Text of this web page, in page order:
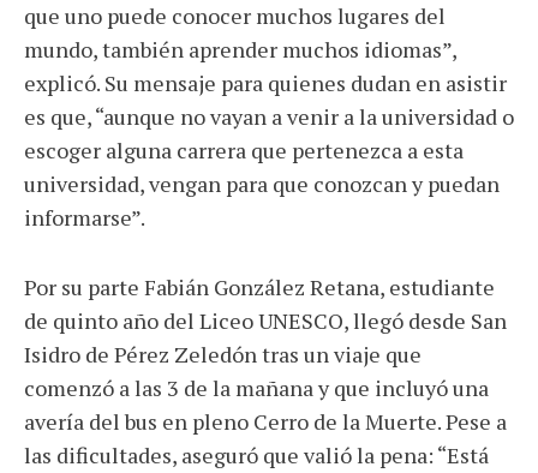
que uno puede conocer muchos lugares del
mundo, también aprender muchos idiomas”,
explicó. Su mensaje para quienes dudan en asistir
es que, “aunque no vayan a venir a la universidad o
escoger alguna carrera que pertenezca a esta
universidad, vengan para que conozcan y puedan
informarse”.
Por su parte Fabián González Retana, estudiante
de quinto año del Liceo UNESCO, llegó desde San
Isidro de Pérez Zeledón tras un viaje que
comenzó a las 3 de la mañana y que incluyó una
avería del bus en pleno Cerro de la Muerte. Pese a
las dificultades, aseguró que valió la pena: “Está